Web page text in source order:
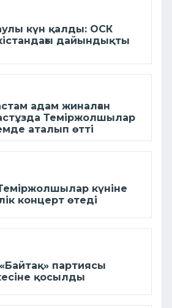
күн қалды: ОСК
дайындықты
адам жиналған
Теміржолшылар
аталып өтті
күніне
концерт өтеді
партиясы
қосылды